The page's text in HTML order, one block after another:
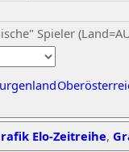
Spieler
Elo-Zeitreihe,